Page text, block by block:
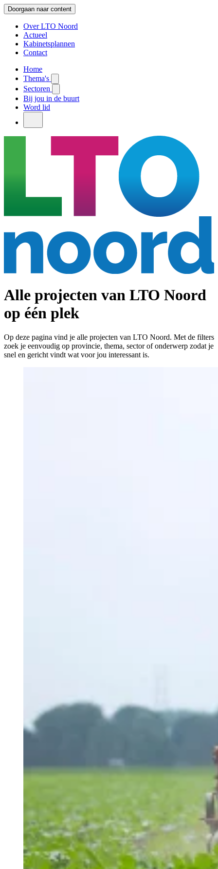
Doorgaan naar content
Over LTO Noord
Actueel
Kabinetsplannen
Contact
Home
Thema's
Sectoren
Bij jou in de buurt
Word lid
Alle projecten van LTO Noord
op één plek
Op deze pagina vind je alle projecten van LTO Noord. Met de filters
zoek je eenvoudig op provincie, thema, sector of onderwerp zodat je
snel en gericht vindt wat voor jou interessant is.